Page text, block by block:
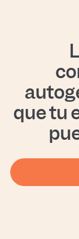
que tu